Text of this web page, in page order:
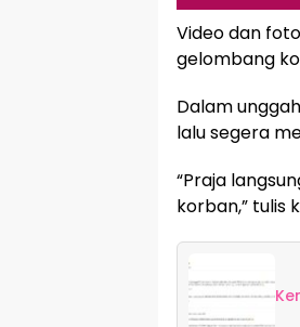
Video dan
gelombang
Dalam
lalu segera
“Praja
korban,” tulis